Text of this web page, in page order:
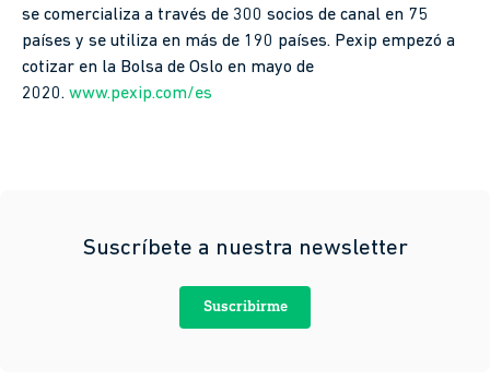
se comercializa a través de 300 socios de canal en 75
países y se utiliza en más de 190 países. Pexip empezó a
cotizar en la Bolsa de Oslo en mayo de
2020. www.pexip.com/es
Suscríbete a nuestra newsletter
Suscribirme